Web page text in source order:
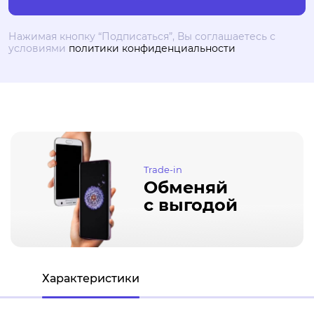
Нажимая кнопку “Подписаться”, Вы соглашаетесь с
условиями политики конфиденциальности
Trade-in
Обменяй
с выгодой
Характеристики